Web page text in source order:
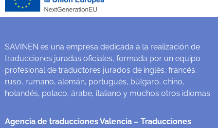
SAVINEN es una empresa dedicada a la realización de
traducciones juradas oficiales, formada por un equipo
profesional de traductores jurados de inglés, francés,
ruso, rumano, alemán, portugués, búlgaro, chino,
holandés, polaco, árabe, italiano y muchos otros idiomas
Agencia de traducciones Valencia – Traducciones